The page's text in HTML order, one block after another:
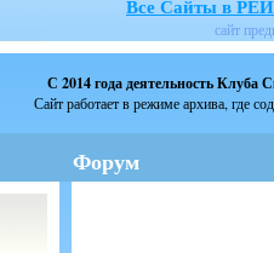
Все Сайты в
сайт
С 2014 года деятельность Клуба
Сайт работает в режиме архива, где
Форум